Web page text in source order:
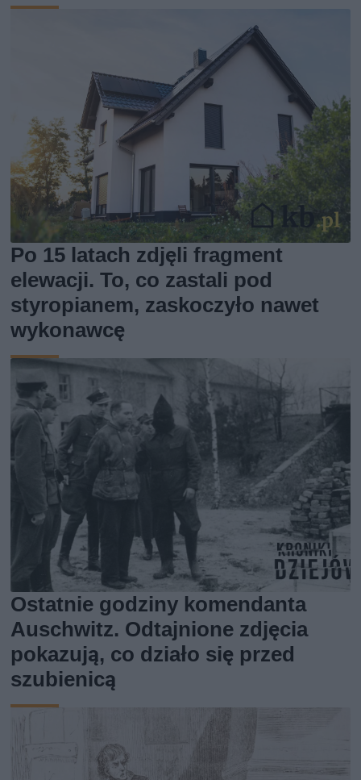
Po 15 latach zdjęli fragment
elewacji. To, co zastali pod
styropianem, zaskoczyło nawet
wykonawcę
Ostatnie godziny komendanta
Auschwitz. Odtajnione zdjęcia
pokazują, co działo się przed
szubienicą